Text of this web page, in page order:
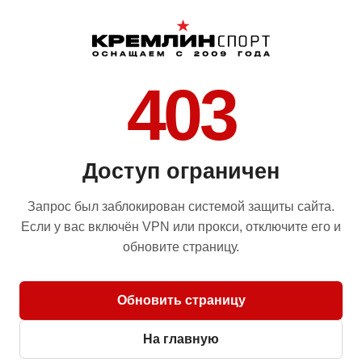
403
Доступ ограничен
Запрос был заблокирован системой защиты сайта.
Если у вас включён VPN или прокси, отключите его и
обновите страницу.
Обновить страницу
На главную